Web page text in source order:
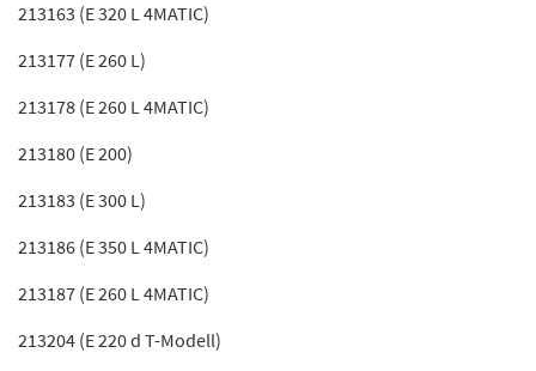
213163 (E 320 L 4MATIC)
213177 (E 260 L)
213178 (E 260 L 4MATIC)
213180 (E 200)
213183 (E 300 L)
213186 (E 350 L 4MATIC)
213187 (E 260 L 4MATIC)
213204 (E 220 d T-Modell)